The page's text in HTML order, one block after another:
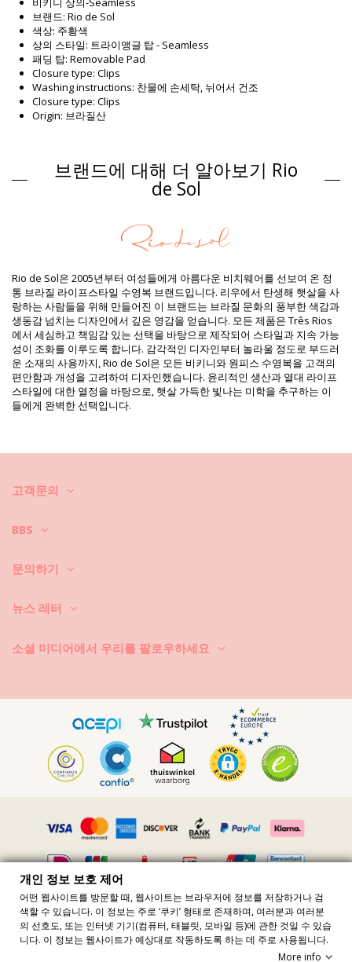
브랜드: Rio de Sol
색상: 주황색
상의 스타일: 트라이앵글 탑 - Seamless
패딩 탑: Removable Pad
Closure type: Clips
Washing instructions: 찬물에 손세탁, 뉘어서 건조
Closure type: Clips
Origin: 브라질산
Composition
Composition: 84% Nylon, 16% Spandex (LYCRA) - OEKO-TEX -
UV Protection: UPF 50+
제품 정보
패키지 포함 항목: 1 x 비키니 상의 (포함되지 않는 다른 액세서리)
HS CODE: 6112.41.0010
SKU: 1981127966
EAN: S (7899810479860), M (7899810479853), L (7899810479723)
중량: 55g / 0.12lb / 1.94oz
보정한 사진
세탁 및 관리 안내
관리 안내 사항: Rio de Sol Top King Tri-Mini
새로운 비키니를 오래 사용하시고 싶으세요? 비키니를 잘 관리하는 방법
놓으세요. 콘크리트, 돌 (예를 들어, 수영장 모서리), 나무 조각 등과 같은 표
면에 직접 닿게 되면 수영복의 부드러운 직물은 금세 손상됩니다.
세탁 방법? 비키니를 매번 사용한 후, 바닷물이 아닌 청결한 물에 헹구세
도 좋지만 수영복 세탁 전용 제품이 더 좋습니다.
하세요. 젖은 상태에서 접거나 말아서 오래 두면 절대로 안 됩니다. 왜 그럴
를 하지 마시기 바랍니다.
어떻게 건조시키나요? 직사 일광에 두면 절대로 안 됩니다. 타월을 깔고 비
키니 또는 수영복을 그 위에 놓으세요. 조심스럽게 둘둘 말아서 대충 물기
를 빼내세요. 타월 위에 다시 펴 놓고 그늘 아래에서 건조시키세요. 직사 일
광에 노출시키면 컬러가 날아갑니다. 건조기를 사용하면 절대로 안 됩니
송풍으로 사용하여 모래를 불어 내세요.
브랜드에 대해 더 알아보기 Rio
de Sol
Rio de Sol은 2005년부터 여성들에게 아름다운 비치웨어를 선보여 온 정
통 브라질 라이프스타일 수영복 브랜드입니다. 리우에서 탄생해 햇살을 사
랑하는 사람들을 위해 만들어진 이 브랜드는 브라질 문화의 풍부한 색감과
생동감 넘치는 디자인에서 깊은 영감을 얻습니다. 모든 제품은 Três Rios
에서 세심하고 책임감 있는 선택을 바탕으로 제작되어 스타일과 지속 가능
성이 조화를 이루도록 합니다. 감각적인 디자인부터 놀라울 정도로 부드러
운 소재의 사용까지, Rio de Sol은 모든 비키니와 원피스 수영복을 고객의
편안함과 개성을 고려하여 디자인했습니다. 윤리적인 생산과 열대 라이프
스타일에 대한 열정을 바탕으로, 햇살 가득한 빛나는 미학을 추구하는 이
들에게 완벽한 선택입니다.
고객문의
BBS
문의하기
뉴스 레터
소셜 미디어에서 우리를 팔로우하세요
모든 가격에는 VAT 포함 · VAT 번호 FR36509778270 · 판권 소유 ©2023
Brazilian Bikini Shop
Site protected by reCAPTCHA.Privacy-Terms
개인 정보 보호 제어
어떤 웹사이트를 방문할 때, 웹사이트는 브라우저에 정보를 저장하거나 검
색할 수 있습니다. 이 정보는 주로 ‘쿠키’ 형태로 존재하며, 여러분과 여러분
의 선호도, 또는 인터넷 기기(컴퓨터, 태블릿, 모바일 등)에 관한 것일 수 있습
니다. 이 정보는 웹사이트가 예상대로 작동하도록 하는 데 주로 사용됩니다.
More info